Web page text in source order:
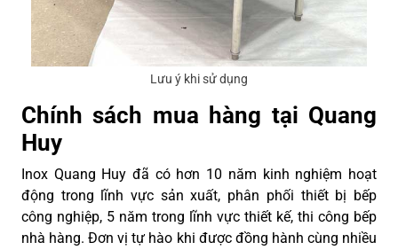
Lưu ý khi sử dụng
Chính sách mua hàng tại Quang
Huy
Inox Quang Huy đã có hơn 10 năm kinh nghiệm hoạt
động trong lĩnh vực sản xuất, phân phối thiết bị bếp
công nghiệp, 5 năm trong lĩnh vực thiết kế, thi công bếp
nhà hàng. Đơn vị tự hào khi được đồng hành cùng nhiều